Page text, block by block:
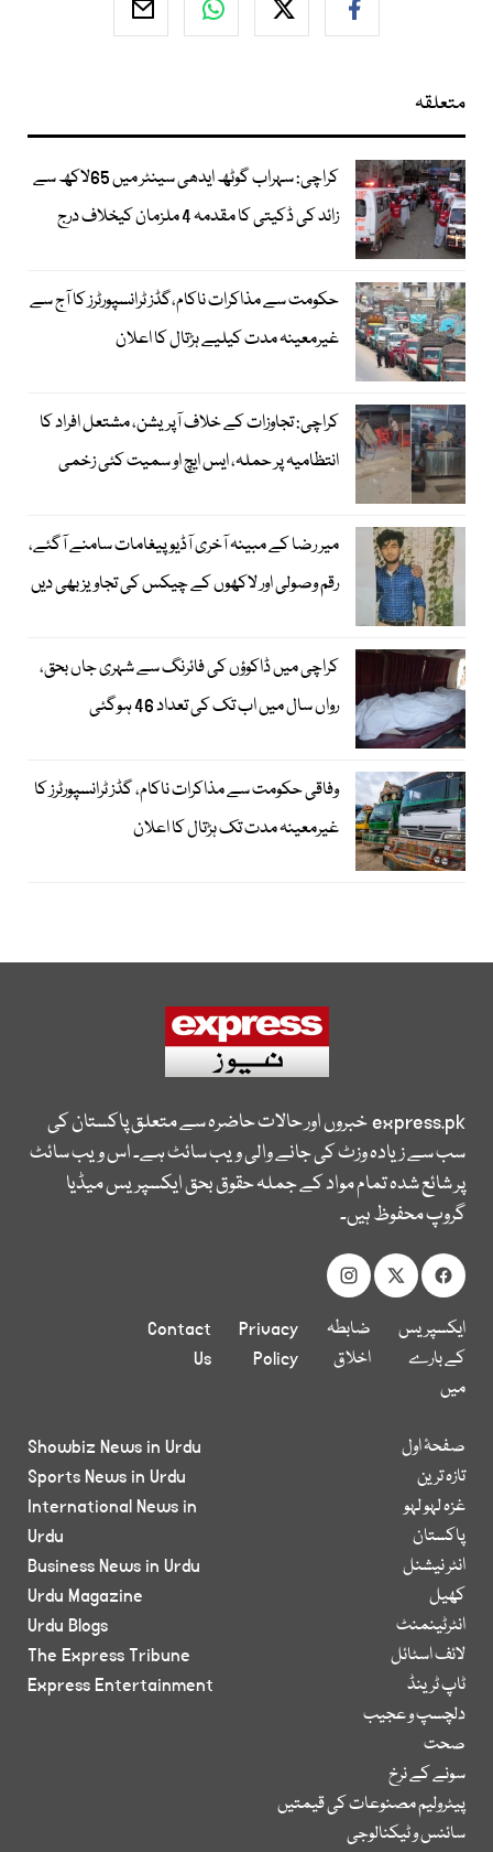
متعلقہ
کراچی: سہراب گوٹھ ایدھی سینٹر میں 65لاکھ سے
زائد کی ڈکیتی کا مقدمہ 4 ملزمان کیخلاف درج
حکومت سے مذاکرات ناکام،گڈز ٹرانسپورٹرز کا آج سے
غیرمعینہ مدت کیلیے ہڑتال کا اعلان
کراچی: تجاوزات کے خلاف آپریشن، مشتعل افراد کا
انتظامیہ پر حملہ، ایس ایچ او سمیت کئی زخمی
میر رضا کے مبینہ آخری آڈیو پیغامات سامنے آگئے،
رقم وصولی اور لاکھوں کے چیکس کی تجاویز بھی دیں
کراچی میں ڈاکوؤں کی فائرنگ سے شہری جاں بحق،
رواں سال میں اب تک کی تعداد 46 ہوگئی
وفاقی حکومت سے مذاکرات ناکام، گڈز ٹرانسپورٹرز کا
غیرمعینہ مدت تک ہڑتال کا اعلان
express.pkخبروں اور حالات حاضرہ سے متعلق پاکستان کی
سب سے زیادہ وزٹ کی جانے والی ویب سائٹ ہے۔ اس ویب سائٹ
پر شائع شدہ تمام مواد کے جملہ حقوق بحق ایکسپریس میڈیا
گروپ محفوظ ہیں۔
ایکسپریس
کے بارے
میں
ضابطہ
اخلاق
Privacy
Policy
Contact
Us
صفحۂ اول
تازہ ترین
غزہ لہو لہو
پاکستان
انٹر نیشنل
کھیل
انٹرٹینمنٹ
لائف اسٹائل
ٹاپ ٹرینڈ
دلچسپ و عجیب
صحت
سونے کے نرخ
پیٹرولیم مصنوعات کی قیمتیں
سائنس و ٹیکنالوجی
Showbiz News in Urdu
Sports News in Urdu
International News in
Urdu
Business News in Urdu
Urdu Magazine
Urdu Blogs
The Express Tribune
Express Entertainment